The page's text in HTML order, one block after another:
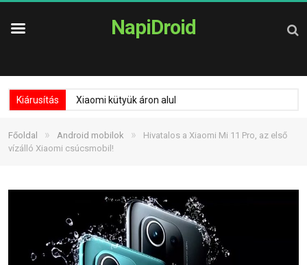
NapiDroid
Kiárusítás Xiaomi kütyük áron alul
Főoldal » Android mobilok »
Hivatalos a Xiaomi Mi 11 Pro, az első
vízálló Xiaomi csúcsmobil!